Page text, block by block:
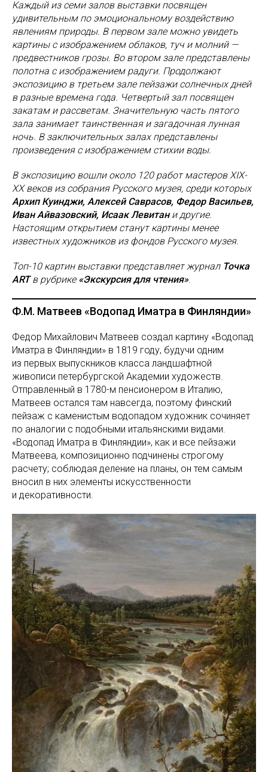
Каждый из семи залов выставки посвящен
удивительным по эмоциональному воздействию
явлениям природы. В первом зале можно увидеть
картины с изображением облаков, туч и молний —
предвестников грозы. Во втором зале представлены
полотна с изображением радуги. Продолжают
экспозицию в третьем зале пейзажи солнечных дней
в разные времена года. Четвертый зал посвящен
закатам и рассветам. Значительную часть пятого
зала занимает таинственная и загадочная лунная
ночь. В заключительных залах представлены
произведения с изображением стихии воды.
В экспозицию вошли около 120 работ мастеров XIX-
XX веков из собрания Русского музея, среди которых
Архип Куинджи, Алексей Саврасов, Федор Васильев,
Иван Айвазовский, Исаак Левитани другие.
Настоящим открытием станут картины менее
известных художников из фондов Русского музея.
Топ-10 картин выставки представляет журнал Точка
ARTв рубрике «Экскурсия для чтения».
Ф.М. Матвеев «Водопад Иматра в Финляндии»
Федор Михайлович Матвеев создал картину «Водопад
Иматра в Финляндии» в 1819 году, будучи одним
из первых выпускников класса ландшафтной
живописи петербургской Академии художеств.
Отправленный в 1780-м пенсионером в Италию,
Матвеев остался там навсегда, поэтому финский
пейзаж с каменистым водопадом художник сочиняет
по аналогии с подобными итальянскими видами.
«Водопад Иматра в Финляндии», как и все пейзажи
Матвеева, композиционно подчинены строгому
расчету; соблюдая деление на планы, он тем самым
вносил в них элементы искусственности
и декоративности.